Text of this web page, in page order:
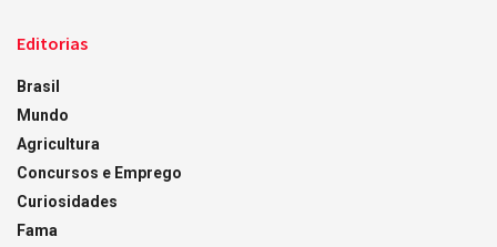
Editorias
Brasil
Mundo
Agricultura
Concursos e Emprego
Curiosidades
Fama